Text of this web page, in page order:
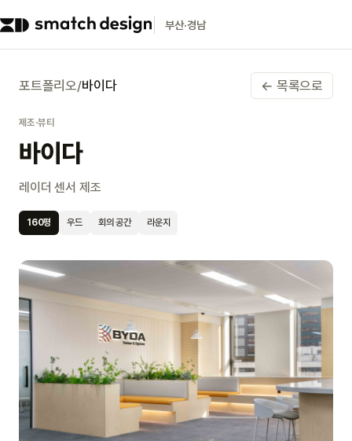
부산·경남
포트폴리오/바이다 ← 목록으로
제조·뷰티
바이다
레이더 센서 제조
160평 우드 회의 공간 라운지